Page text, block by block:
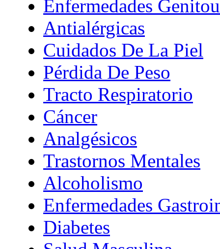
Enfermedades
Antialérgicas
Cuidados De La Piel
Pérdida De Peso
Tracto Respiratorio
Cáncer
Analgésicos
Trastornos Mentales
Alcoholismo
Enfermedades
Diabetes